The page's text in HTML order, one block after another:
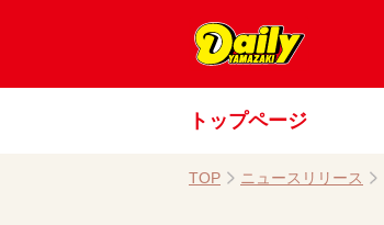
トップページ
TOP ニュースリリース